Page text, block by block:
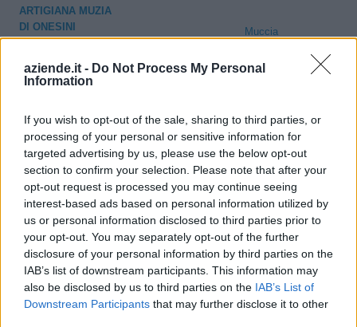
aziende.it - Do Not Process My Personal
Information
If you wish to opt-out of the sale, sharing to third parties, or
processing of your personal or sensitive information for
targeted advertising by us, please use the below opt-out
section to confirm your selection. Please note that after your
opt-out request is processed you may continue seeing
interest-based ads based on personal information utilized by
us or personal information disclosed to third parties prior to
your opt-out. You may separately opt-out of the further
disclosure of your personal information by third parties on the
IAB’s list of downstream participants. This information may
also be disclosed by us to third parties on the IAB’s List of
Downstream Participants that may further disclose it to other
ARTIGIANA MUZIA
DI ONESINI
CARLO & C.
Muccia
RIZZERIO
CODA DI MUCCIA
1-2 milioni Muccia
RESPARAMBIA
PAOLO & GIULIO
0-1 milioni Muccia
DUE M & G SRL 0-1 milioni Muccia